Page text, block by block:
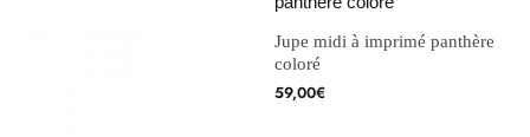
Jupe midi à imprimé panthère
coloré
59,00€